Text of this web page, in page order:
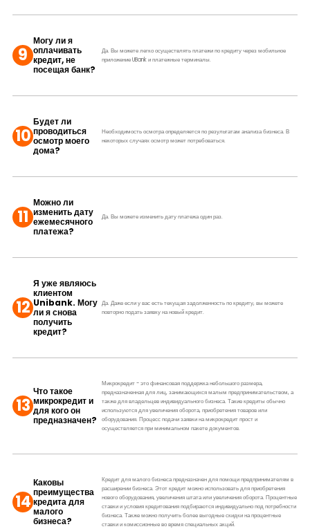
9
Могу ли я
оплачивать
кредит, не
посещая банк?
Да. Вы можете легко осуществлять платежи по кредиту через мобильное
приложение UBank и платежные терминалы.
10
Будет ли
проводиться
осмотр моего
дома?
Необходимость осмотра определяется по результатам анализа бизнеса. В
некоторых случаях осмотр может потребоваться.
11
Можно ли
изменить дату
ежемесячного
платежа?
Да. Вы можете изменить дату платежа один раз.
12
Я уже являюсь
клиентом
Unibank. Могу
ли я снова
получить
кредит?
Да. Даже если у вас есть текущая задолженность по кредиту, вы можете
повторно подать заявку на новый кредит.
13
Что такое
микрокредит и
для кого он
предназначен?
Микрокредит - это финансовая поддержка небольшого размера,
предназначенная для лиц, занимающихся малым предпринимательством, а
также для владельцев индивидуального бизнеса. Такие кредиты обычно
используются для увеличения оборота, приобретения товаров или
оборудования. Процесс подачи заявки на микрокредит прост и
осуществляется при минимальном пакете документов.
14
Каковы
преимущества
кредита для
малого
бизнеса?
Кредит для малого бизнеса предназначен для помощи предпринимателям в
расширении бизнеса. Этот кредит можно использовать для приобретения
нового оборудования, увеличения штата или увеличения оборота. Процентные
ставки и условия кредитования подбираются индивидуально под потребности
бизнеса. Также можно получить более выгодные скидки на процентные
ставки и комиссионные во время специальных акций.